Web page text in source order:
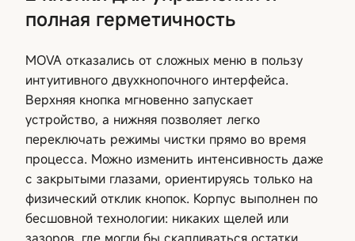
полная герметичность
MOVA отказались от сложных меню в пользу
интуитивного двухкнопочного интерфейса.
Верхняя кнопка мгновенно запускает
устройство, а нижняя позволяет легко
переключать режимы чистки прямо во время
процесса. Можно изменить интенсивность даже
с закрытыми глазами, ориентируясь только на
физический отклик кнопок. Корпус выполнен по
бесшовной технологии: никаких щелей или
зазоров, где могли бы скапливаться остатки